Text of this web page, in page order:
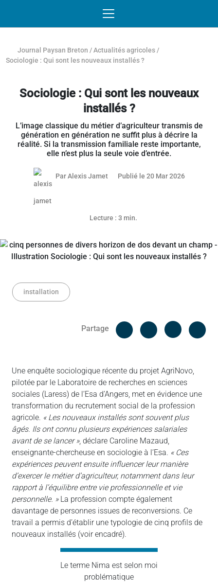
Journal Paysan Breton /Actualités agricoles /
Sociologie : Qui sont les nouveaux installés ?
Sociologie : Qui sont les nouveaux
installés ?
L’image classique du métier d’agriculteur transmis de
génération en génération ne suffit plus à décrire la
réalité. Si la transmission familiale reste importante,
elle n’est plus la seule voie d’entrée.
ParAlexis Jamet Publié le 20 Mar 202619 mars
Lecture : 3 min.
installation
Partage
Facebook
Une enquête sociologique récente du projet AgriNovo,
pilotée par le Laboratoire de recherches en sciences
sociales (Laress) de l’Esa d’Angers, met en évidence une
transformation du recrutement social de la profession
agricole. « Les nouveaux installés sont souvent plus
âgés. Ils ont connu plusieurs expériences salariales
avant de se lancer », déclare Caroline Mazaud,
enseignante-chercheuse en sociologie à l’Esa. « Ces
expériences peuvent ensuite influencer leur manière
d’exercer le métier d’agriculteur, notamment dans leur
rapport à l’équilibre entre vie professionnelle et vie
personnelle. » La profession compte également
davantage de personnes issues de reconversions. Ce
travail a permis d’établir une typologie de cinq profils de
nouveaux installés (voir encadré).
Le terme Nima est selon moi
problématique